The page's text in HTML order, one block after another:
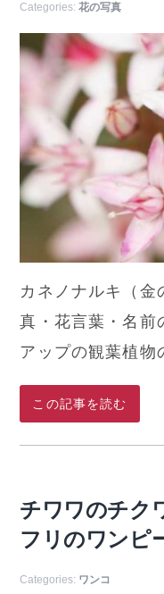
Categories:花の写真
カネノナルキ（金
真・花言葉・名前
アップの観葉植
この記事を読む
チワワのチク
フリのワンピ
Categories: ワンコ